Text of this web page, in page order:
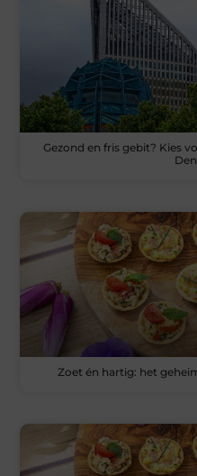
Gezond en fris gebit? Kies
Zoet én hartig: het